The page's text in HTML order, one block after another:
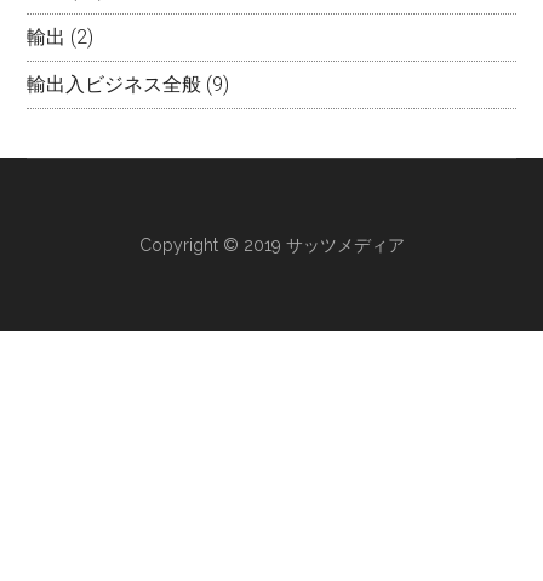
輸出 (2)
輸出入ビジネス全般 (9)
Copyright © 2019 サッツメディア